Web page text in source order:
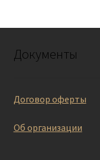
Документы
Договор оферты
Об организации